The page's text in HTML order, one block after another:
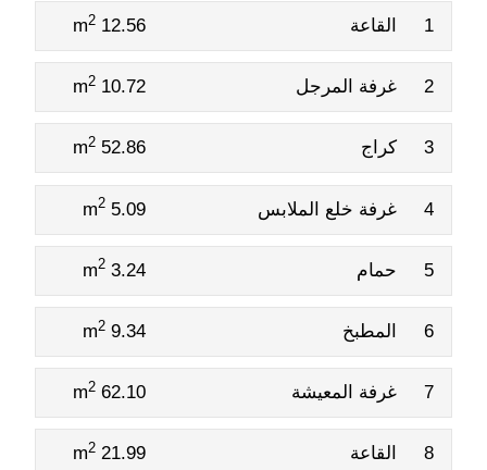
1 القاعة 12.56 m
2
2 غرفة المرجل 10.72 m
2
3 كراج 52.86 m
2
4 غرفة خلع الملابس 5.09 m
2
5 حمام 3.24 m
2
6 المطبخ 9.34 m
2
7 غرفة المعيشة 62.10 m
2
8 القاعة 21.99 m
2